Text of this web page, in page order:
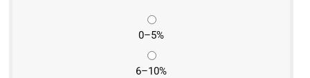
0–5%
6–10%